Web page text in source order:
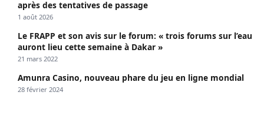
après des tentatives de passage
1 août 2026
Le FRAPP et son avis sur le forum: « trois forums sur l’eau
auront lieu cette semaine à Dakar »
21 mars 2022
Amunra Casino, nouveau phare du jeu en ligne mondial
28 février 2024